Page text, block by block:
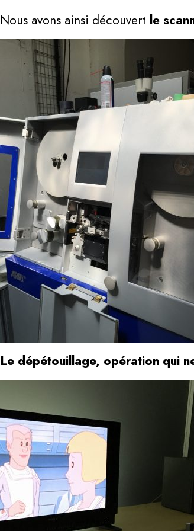
Nous avons ainsi découvert le
Le dépétouillage, opération qui